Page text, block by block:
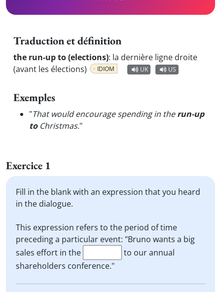
Traduction et définition
the run-up to (elections): la dernière ligne droite
(avant les élections)
IDIOM UK US
Exemples
"That would encourage spending in therun-up
toChristmas."
Exercice 1
Fill in the blank with an expression that you heard
in the dialogue.
This expression refers to the period of time
preceding a particular event: "Bruno wants a big
sales effort in the
to our annual
shareholders conference."